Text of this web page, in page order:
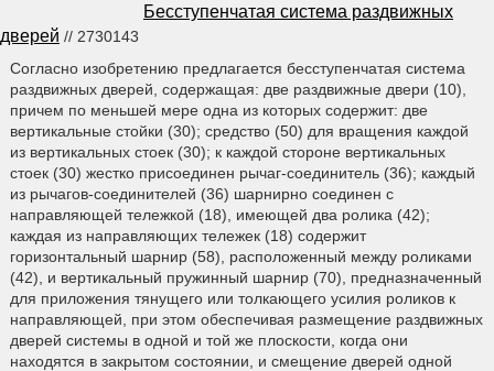
Бесступенчатая система раздвижных
дверей // 2730143
Согласно изобретению предлагается бесступенчатая система
раздвижных дверей, содержащая: две раздвижные двери (10),
причем по меньшей мере одна из которых содержит: две
вертикальные стойки (30); средство (50) для вращения каждой
из вертикальных стоек (30); к каждой стороне вертикальных
стоек (30) жестко присоединен рычаг-соединитель (36); каждый
из рычагов-соединителей (36) шарнирно соединен с
направляющей тележкой (18), имеющей два ролика (42);
каждая из направляющих тележек (18) содержит
горизонтальный шарнир (58), расположенный между роликами
(42), и вертикальный пружинный шарнир (70), предназначенный
для приложения тянущего или толкающего усилия роликов к
направляющей, при этом обеспечивая размещение раздвижных
дверей системы в одной и той же плоскости, когда они
находятся в закрытом состоянии, и смещение дверей одной